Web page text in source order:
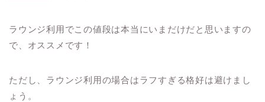
ラウンジ利用でこの値段は本当にいまだけだと思いますの
で、オススメです！
ただし、ラウンジ利用の場合はラフすぎる格好は避けまし
ょう。